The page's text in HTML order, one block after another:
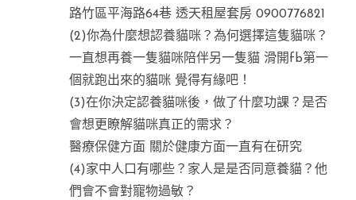
路竹區平海路64巷 透天租屋套房 0900776821
(2)你為什麼想認養貓咪？為何選擇這隻貓咪？
一直想再養一隻貓咪陪伴另一隻貓 滑開fb第一
個就跑出來的貓咪 覺得有緣吧！
(3)在你決定認養貓咪後，做了什麼功課？是否
會想更瞭解貓咪真正的需求？
醫療保健方面 關於健康方面一直有在研究
(4)家中人口有哪些？家人是是否同意養貓？他
們會不會對寵物過敏？